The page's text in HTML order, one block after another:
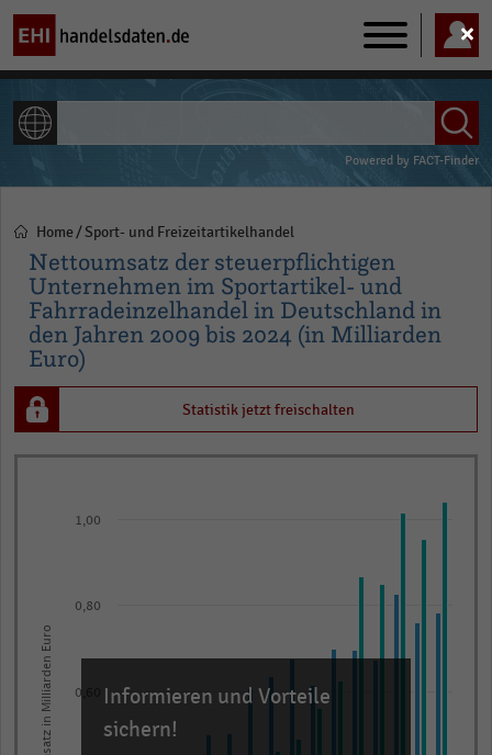
Main
navigation
Powered by FACT-Finder
Pfadnavigation
Home Sport- und Freizeitartikelhandel
Nettoumsatz der steuerpflichtigen
Unternehmen im Sportartikel- und
Fahrradeinzelhandel in Deutschland in
den Jahren 2009 bis 2024 (in Milliarden
Euro)
Statistik jetzt freischalten
The
chart
has
Nettoumsatz in Milliarden Euro 0,60
0,80
1,00
Informieren und Vorteile
sichern!